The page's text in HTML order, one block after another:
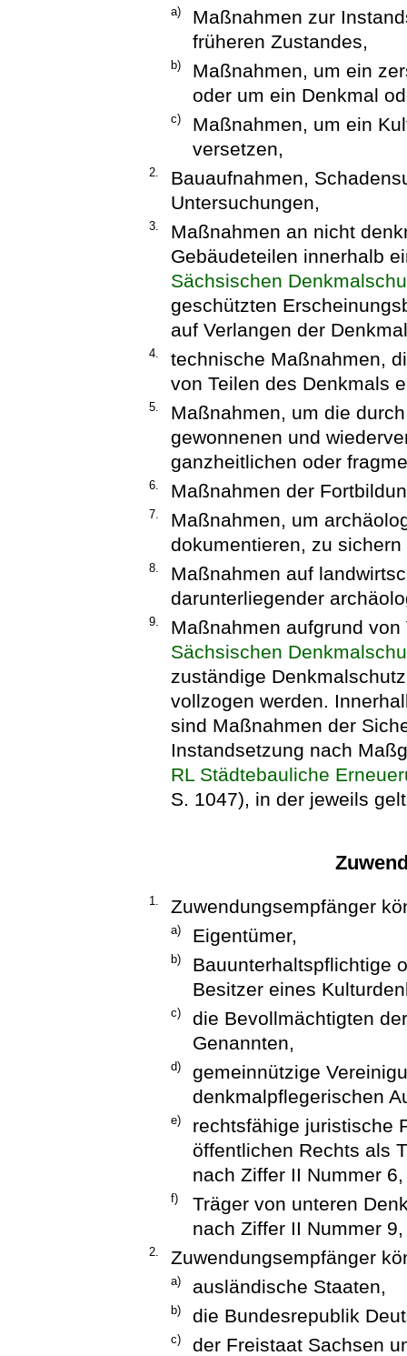
a)
Maßnahmen zur
früheren Zustandes,
b)
Maßnahmen, um ein
oder um ein Denkmal
c)
Maßnahmen, um ein
versetzen,
2.
Bauaufnahmen,
Untersuchungen,
3.
Maßnahmen an nicht
Gebäudeteilen innerhalb
Sächsischen
geschützten
auf Verlangen der
4.
technische Maßnahmen,
von Teilen des Denkmals
5.
Maßnahmen, um die
gewonnenen und
ganzheitlichen oder
6. Maßnahmen der
7.
Maßnahmen, um
dokumentieren, zu
8.
Maßnahmen auf
darunterliegender
9.
Maßnahmen aufgrund
Sächsischen
zuständige
vollzogen werden.
sind Maßnahmen der
Instandsetzung nach
RL Städtebauliche
S. 1047), in der jeweils
1. Zuwendungsempfänger
a) Eigentümer,
b)
Bauunterhaltspflichtige
Besitzer eines
c)
die Bevollmächtigten
Genannten,
d)
gemeinnützige
denkmalpflegerischen
e)
rechtsfähige juristische
öffentlichen Rechts als
nach Ziffer II Nummer 6,
f)
Träger von unteren
nach Ziffer II Nummer
2. Zuwendungsempfänger
a) ausländische Staaten,
b) die Bundesrepublik
c) der Freistaat Sachsen